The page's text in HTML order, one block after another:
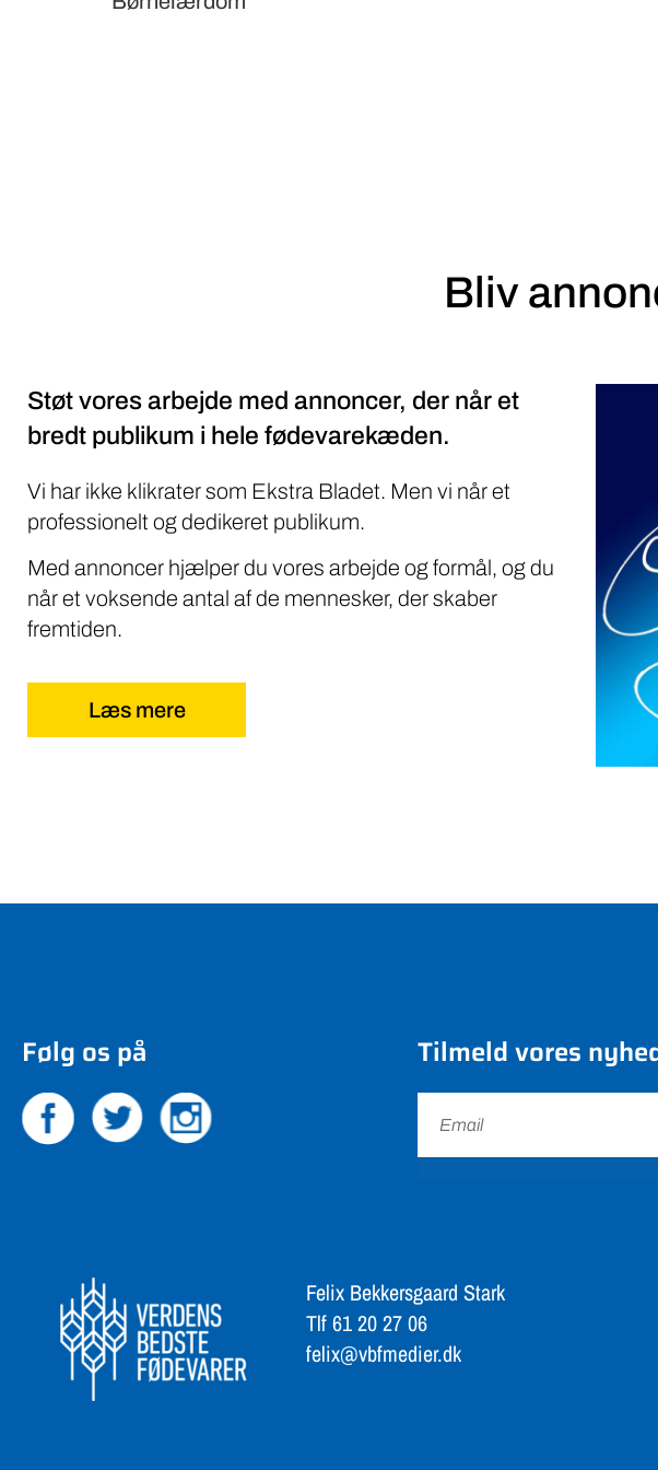
Bliv
Støt vores arbejde med annoncer, der når et
bredt publikum i hele fødevarekæden.
Vi har ikke klikrater som Ekstra Bladet. Men vi når et
professionelt og dedikeret publikum.
Med annoncer hjælper du vores arbejde og formål, og du
når et voksende antal af de mennesker, der skaber
fremtiden.
Læs mere
Følg os på Tilmeld vores
Felix Bekkersgaard Stark
Tlf 61 20 27 06
felix@vbfmedier.dk